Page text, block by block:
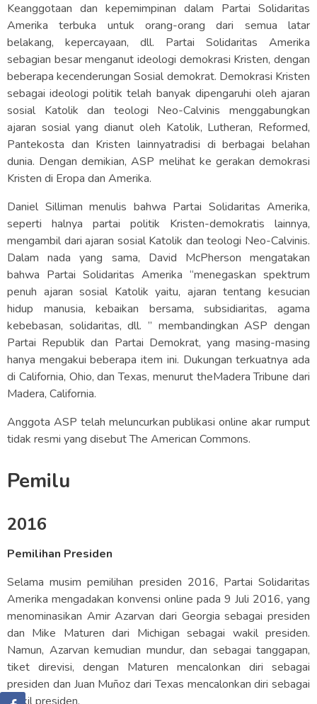
Keanggotaan dan kepemimpinan dalam Partai Solidaritas
Amerika terbuka untuk orang-orang dari semua latar
belakang, kepercayaan, dll. Partai Solidaritas Amerika
sebagian besar menganut ideologi demokrasi Kristen, dengan
beberapa kecenderungan Sosial demokrat. Demokrasi Kristen
sebagai ideologi politik telah banyak dipengaruhi oleh ajaran
sosial Katolik dan teologi Neo-Calvinis menggabungkan
ajaran sosial yang dianut oleh Katolik, Lutheran, Reformed,
Pantekosta dan Kristen lainnyatradisi di berbagai belahan
dunia. Dengan demikian, ASP melihat ke gerakan demokrasi
Kristen di Eropa dan Amerika.
Daniel Silliman menulis bahwa Partai Solidaritas Amerika,
seperti halnya partai politik Kristen-demokratis lainnya,
mengambil dari ajaran sosial Katolik dan teologi Neo-Calvinis.
Dalam nada yang sama, David McPherson mengatakan
bahwa Partai Solidaritas Amerika “menegaskan spektrum
penuh ajaran sosial Katolik yaitu, ajaran tentang kesucian
hidup manusia, kebaikan bersama, subsidiaritas, agama
kebebasan, solidaritas, dll. ” membandingkan ASP dengan
Partai Republik dan Partai Demokrat, yang masing-masing
hanya mengakui beberapa item ini. Dukungan terkuatnya ada
di California, Ohio, dan Texas, menurut theMadera Tribune dari
Madera, California.
Anggota ASP telah meluncurkan publikasi online akar rumput
tidak resmi yang disebut The American Commons.
Pemilu
2016
Pemilihan Presiden
Selama musim pemilihan presiden 2016, Partai Solidaritas
Amerika mengadakan konvensi online pada 9 Juli 2016, yang
menominasikan Amir Azarvan dari Georgia sebagai presiden
dan Mike Maturen dari Michigan sebagai wakil presiden.
Namun, Azarvan kemudian mundur, dan sebagai tanggapan,
tiket direvisi, dengan Maturen mencalonkan diri sebagai
presiden dan Juan Muñoz dari Texas mencalonkan diri sebagai